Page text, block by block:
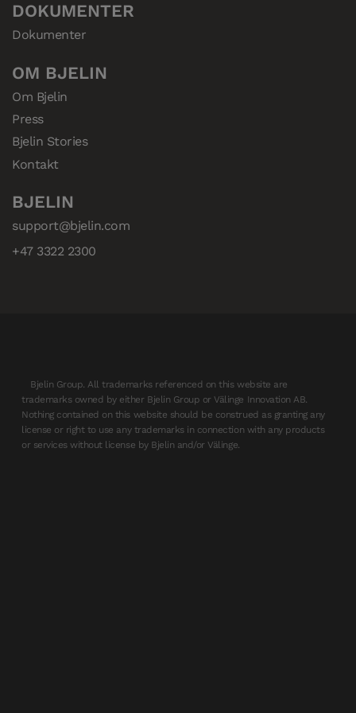
DOKUMENTER
Dokumenter
OM BJELIN
Om Bjelin
Press
Bjelin Stories
Kontakt
BJELIN
support@bjelin.com
+47 3322 2300
Bjelin Group. All trademarks referenced on this website are
trademarks owned by either Bjelin Group or Välinge Innovation AB.
Nothing contained on this website should be construed as granting any
license or right to use any trademarks in connection with any products
or services without license by Bjelin and/or Välinge.